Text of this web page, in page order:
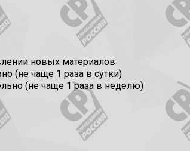
новых материалов
(не чаще 1 раза в сутки)
(не чаще 1 раза в неделю)